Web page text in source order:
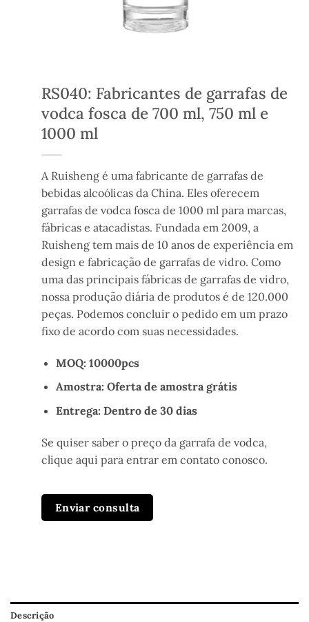
RS040: Fabricantes de garrafas de
vodca fosca de 700 ml, 750 ml e
1000 ml
A Ruisheng é uma fabricante de garrafas de
bebidas alcoólicas da China. Eles oferecem
garrafas de vodca fosca de 1000 ml para marcas,
fábricas e atacadistas. Fundada em 2009, a
Ruisheng tem mais de 10 anos de experiência em
design e fabricação de garrafas de vidro. Como
uma das principais fábricas de garrafas de vidro,
nossa produção diária de produtos é de 120.000
peças. Podemos concluir o pedido em um prazo
fixo de acordo com suas necessidades.
MOQ: 10000pcs
Amostra: Oferta de amostra grátis
Entrega: Dentro de 30 dias
Se quiser saber o preço da garrafa de vodca,
clique aqui para entrar em contato conosco.
Enviar consulta
Descrição